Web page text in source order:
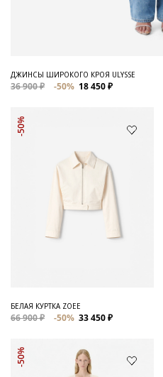
ДЖИНСЫ ШИРОКОГО КРОЯ ULYSSE
36 900 ₽ -50% 18 450 ₽
-50%
БЕЛАЯ КУРТКА ZOEE
66 900 ₽ -50% 33 450 ₽
-50%